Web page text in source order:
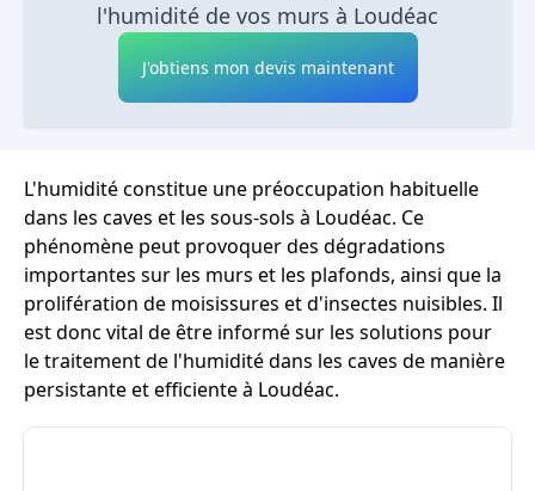
l'humidité de vos murs à Loudéac
J'obtiens mon devis maintenant
L'humidité constitue une préoccupation habituelle
dans les caves et les sous-sols à Loudéac. Ce
phénomène peut provoquer des dégradations
importantes sur les murs et les plafonds, ainsi que la
prolifération de moisissures et d'insectes nuisibles. Il
est donc vital de être informé sur les solutions pour
le traitement de l'humidité dans les caves de manière
persistante et efficiente à Loudéac.